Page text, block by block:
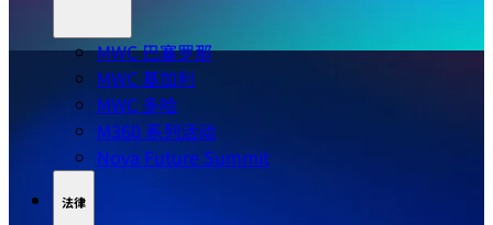
MWC 巴塞罗那
MWC 基加利
MWC 多哈
M360 系列活动
Nova Future Summit
法律